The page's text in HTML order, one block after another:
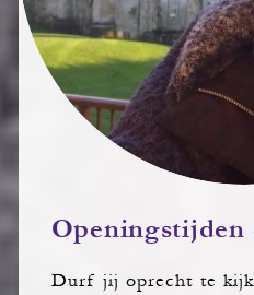
Openingstijden
Durf jij oprecht te